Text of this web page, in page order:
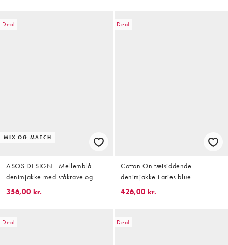
Deal
MIX OG MATCH
ASOS DESIGN - Mellemblå
denimjakke med ståkrave og
indsyede detaljer
356,00 kr.
Deal
Cotton On tætsiddende
denimjakke i aries blue
426,00 kr.
Deal Deal